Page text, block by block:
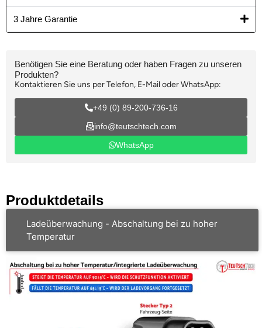
3 Jahre Garantie
Benötigen Sie eine Beratung oder haben Fragen zu unseren
Produkten?
Kontaktieren Sie uns per Telefon, E-Mail oder WhatsApp:
+49 (0) 89-200-736-16
info@teutschtech.com
WhatsApp
Produktdetails
Ladeüberwachung - Abschaltung bei zu hoher
Temperatur